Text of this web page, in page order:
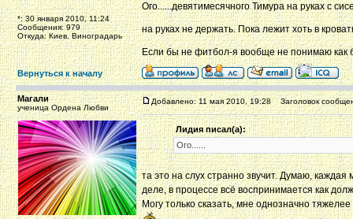
*: 30 января 2010, 11:24
Сообщения: 979
Откуда: Киев, Виноградарь
Ого......девятимесячного Тимура на руках с
на руках не держать. Пока лежит хоть в
Если бы не фитбол-я вообще не понимаю как
Вернуться к началу
Магали
ученица Ордена Любви
Добавлено: 11 мая 2010, 19:28 Заголовок
Лидия писал(а):
Ого......
та это на слух странно звучит. Думаю,
деле, в процессе всё воспринимается как
Могу только сказать, мне однозначно